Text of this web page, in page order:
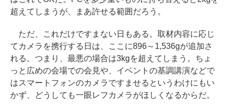
超えてしまうが、まあ許せる範囲だろう。
ただ、これだけですまない日もある。取材内容に応じ
てカメラを携行する日は、ここに896～1,536gが追加さ
れる。つまり、最悪の場合は3kgを超えてしまう。ちょ
っと広めの会場での会見や、イベントの基調講演などで
はスマートフォンのカメラですませるというわけにもい
かず、どうしても一眼レフカメラがほしくなるからだ。